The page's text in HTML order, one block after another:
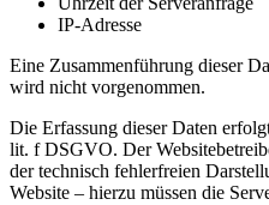
IP-Adresse
Eine Zusammenführung dieser
wird nicht vorgenommen.
Die Erfassung dieser Daten
lit. f DSGVO. Der
der technisch fehlerfreien
Website – hierzu müssen die